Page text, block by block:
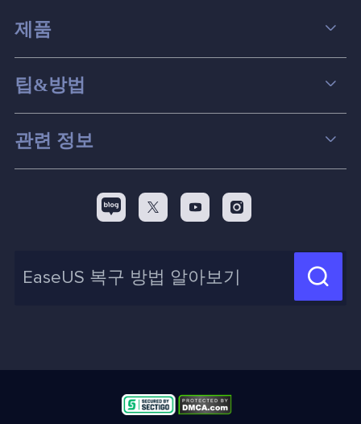
제품
데이터 복구
파티션 관리
스크린 레코더
백업&복원
신제품 New
팁&방법
컴퓨터 데이터 복구 팁
맥 데이터 복구 팁
디스크 파티션 팁
화면 녹화 팁
인사이트 보고서
관련 정보
리셀러
제휴 문의
  
